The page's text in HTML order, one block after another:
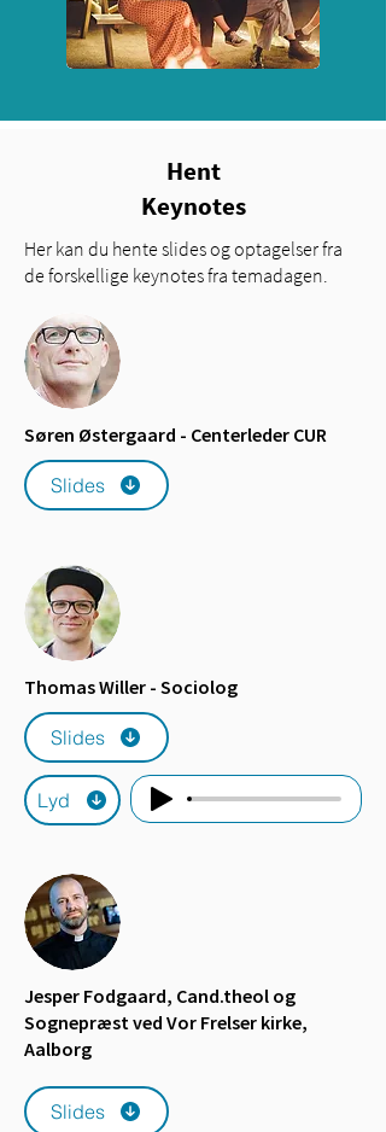
Hent
Keynotes
Her kan du hente slides og optagelser fra
de forskellige keynotes fra temadagen.
Søren Østergaard - Centerleder CUR
Slides
Thomas Willer - Sociolog
Slides
Lyd
Jesper Fodgaard, Cand.theol og
Sognepræst ved Vor Frelser kirke,
Aalborg
Slides